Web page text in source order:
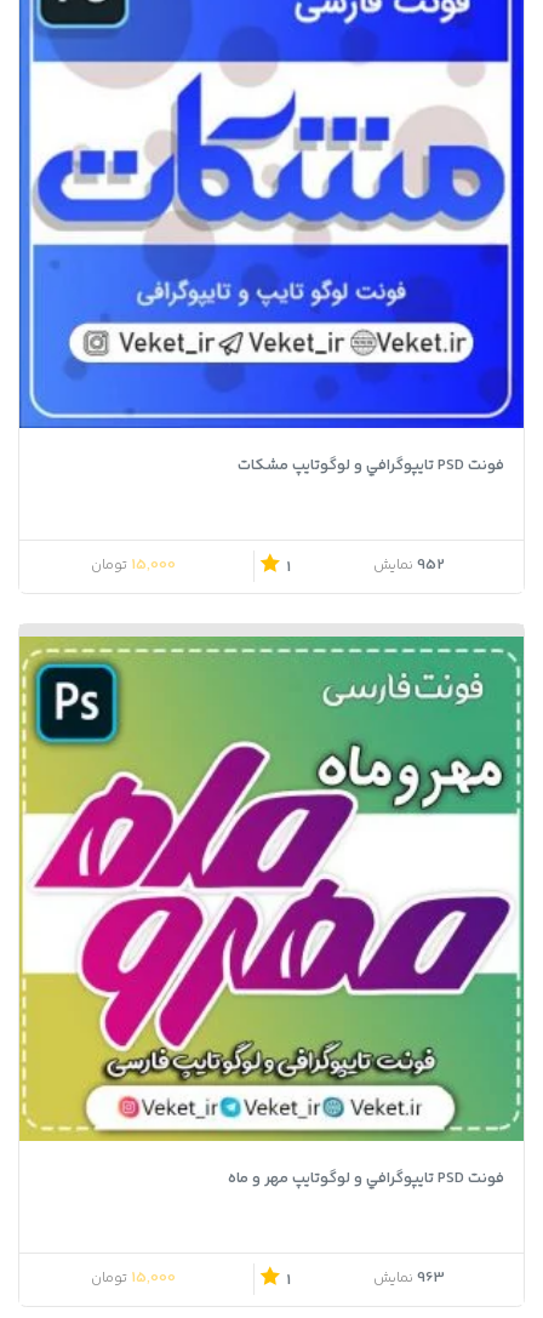
فونت PSD تايپوگرافي و لوگوتايپ مشکات
952 نمایش 1
15,000 تومان
فونت PSD تايپوگرافي و لوگوتايپ مهر و ماه
963 نمایش 1
15,000 تومان